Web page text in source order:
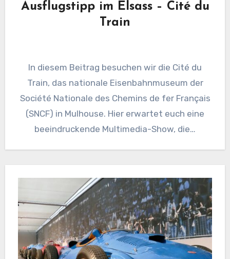
Ausflugstipp im Elsass – Cité du
Train
In diesem Beitrag besuchen wir die Cité du
Train, das nationale Eisenbahnmuseum der
Société Nationale des Chemins de fer Français
(SNCF) in Mulhouse. Hier erwartet euch eine
beeindruckende Multimedia-Show, die…